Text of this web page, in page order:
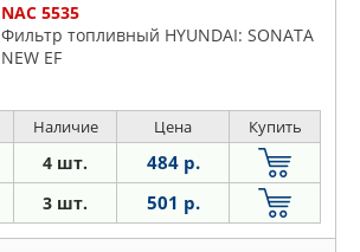
NAC 5535
Фильтр топливный HYUNDAI: SONATA
NEW EF
Наличие Цена Купить
4 шт. 484 р.
3 шт. 501 р.